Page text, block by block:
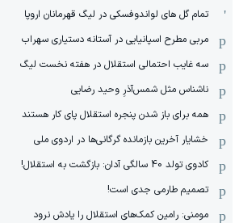
تمام گل های لواندوفسکی در لیگ قهرمانان اروپا
مربی مطرح اسپانیایی در آستانه دستیاری سهراب
سه غایب احتمالی استقلال در هفته نخست لیگ
ناشناس مثل شمس‌آذرِ وحید رضایی
همه برای باز شدن پنجره استقلال پای کار هستند
خشایار آخرین بازمانده گرگانی‌ها در اردوی ملی
کادوی تولد 40 سالگی آدان: بازگشت به استقلال!
تصمیم طارمی جدی است!
مومنی: رامین کمک‌های استقلال را یادش نرود